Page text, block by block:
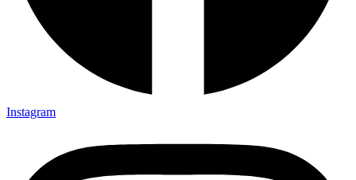
Instagram